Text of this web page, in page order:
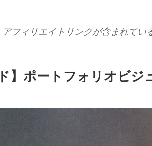
フィリエイトリンクが含まれてい
】ポートフォリオビ